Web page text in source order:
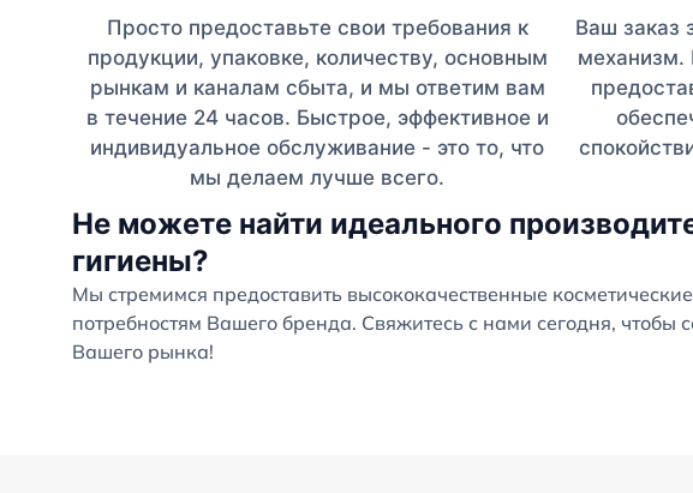
Просто предоставьте свои требования к
продукции, упаковке, количеству, основным
рынкам и каналам сбыта, и мы ответим вам
в течение 24 часов. Быстрое, эффективное и
индивидуальное обслуживание - это то, что
мы делаем лучше всего.
Ваш заказ
Не можете найти идеального
гигиены?
Мы стремимся предоставить высококачественные
потребностям Вашего бренда. Свяжитесь с нами сегодня, чтобы
Вашего рынка!